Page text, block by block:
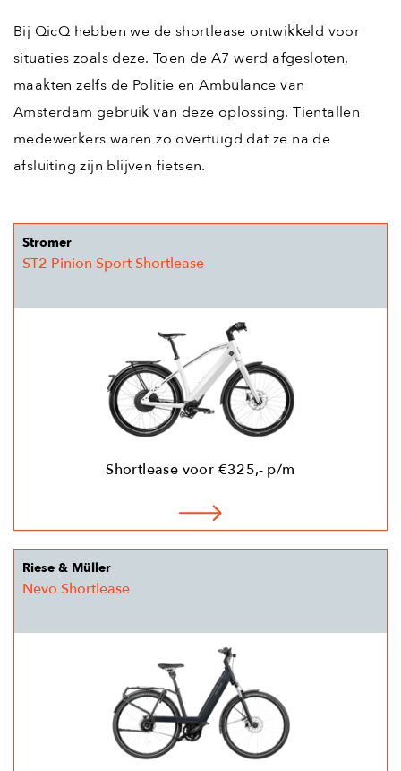
Bij QicQ hebben we de shortlease ontwikkeld voor
situaties zoals deze. Toen de A7 werd afgesloten,
maakten zelfs de Politie en Ambulance van
Amsterdam gebruik van deze oplossing. Tientallen
medewerkers waren zo overtuigd dat ze na de
afsluiting zijn blijven fietsen.
Stromer
ST2 Pinion Sport Shortlease
Shortlease voor €325,- p/m
Riese & Müller
Nevo Shortlease